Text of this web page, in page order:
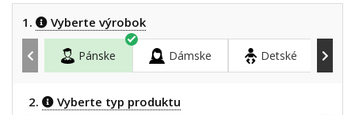
1. Vyberte výrobok
Pánske Dámske Detské
2. Vyberte typ produktu